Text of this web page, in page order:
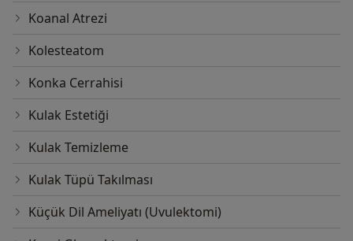
Koanal Atrezi
Kolesteatom
Konka Cerrahisi
Kulak Estetiği
Kulak Temizleme
Kulak Tüpü Takılması
Küçük Dil Ameliyatı (Uvulektomi)